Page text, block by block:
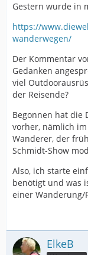
Gestern wurde in
https://
wanderwegen/
Der Kommentar
Gedanken
viel
der Reisende?
Begonnen hat die
vorher, nämlich im
Wanderer, der
Schmidt-Show
Also, ich starte
benötigt und was
einer Wanderung/
ElkeB